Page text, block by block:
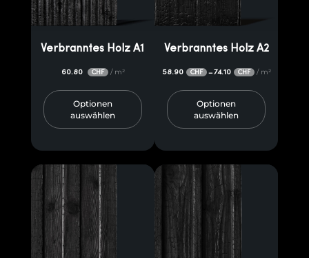
Verbranntes Holz A1
60.80 CHF / m²
Optionen
auswählen
Verbranntes Holz A2
58.90 CHF –74.10 CHF / m²
Optionen
auswählen